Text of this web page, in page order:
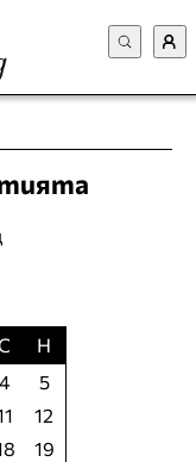
Н
4
5
12
19